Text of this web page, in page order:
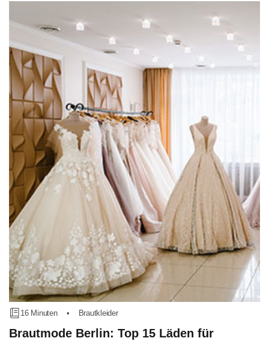
16 Minuten • Brautkleider
Brautmode Berlin: Top 15 Läden für